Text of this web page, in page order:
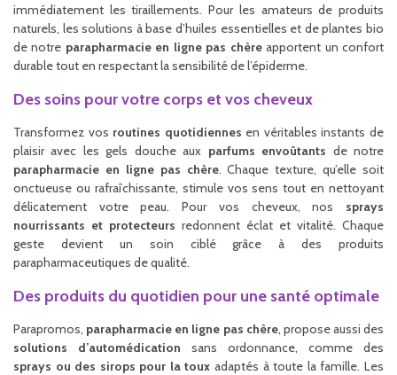
immédiatement les tiraillements. Pour les amateurs de produits
naturels, les solutions à base d’huiles essentielles et de plantes bio
de notre parapharmacie en ligne pas chèreapportent un confort
durable tout en respectant la sensibilité de l’épiderme.
Des soins pour votre corps et vos cheveux
Transformez vos routines quotidiennes en véritables instants de
plaisir avec les gels douche aux parfums envoûtants de notre
parapharmacie en ligne pas chère. Chaque texture, qu’elle soit
onctueuse ou rafraîchissante, stimule vos sens tout en nettoyant
délicatement votre peau. Pour vos cheveux, nos sprays
nourrissants et protecteurs redonnent éclat et vitalité. Chaque
geste devient un soin ciblé grâce à des produits
parapharmaceutiques de qualité.
Des produits du quotidien pour une santé optimale
Parapromos, parapharmacie en ligne pas chère, propose aussi des
solutions d’automédication sans ordonnance, comme des
sprays ou des sirops pour la toux adaptés à toute la famille. Les